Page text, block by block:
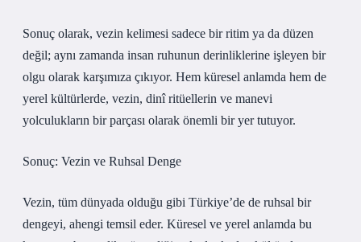
Sonuç olarak, vezin kelimesi sadece bir ritim ya da düzen
değil; aynı zamanda insan ruhunun derinliklerine işleyen bir
olgu olarak karşımıza çıkıyor. Hem küresel anlamda hem de
yerel kültürlerde, vezin, dinî ritüellerin ve manevi
yolculukların bir parçası olarak önemli bir yer tutuyor.
Sonuç: Vezin ve Ruhsal Denge
Vezin, tüm dünyada olduğu gibi Türkiye’de de ruhsal bir
dengeyi, ahengi temsil eder. Küresel ve yerel anlamda bu